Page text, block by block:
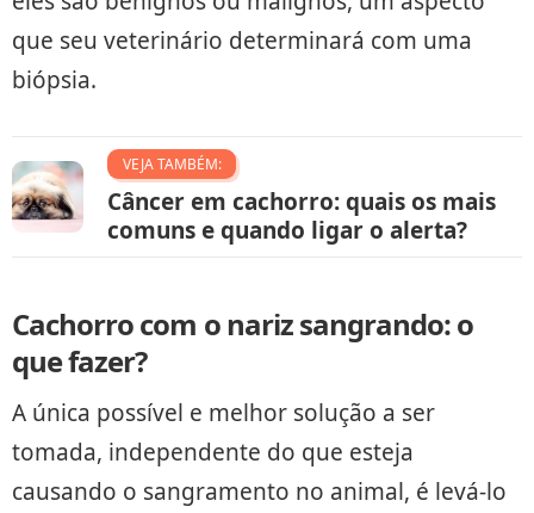
que seu veterinário determinará com uma
biópsia.
VEJA TAMBÉM:
Câncer em cachorro: quais os mais
comuns e quando ligar o alerta?
Cachorro com o nariz sangrando: o
que fazer?
A única possível e melhor solução a ser
tomada, independente do que esteja
causando o sangramento no animal, é levá-lo